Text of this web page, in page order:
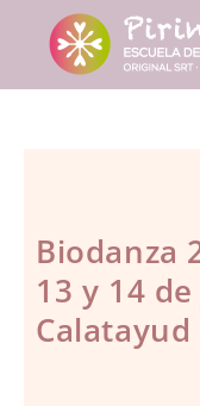
Biodanza
13 y 14
Calatayud